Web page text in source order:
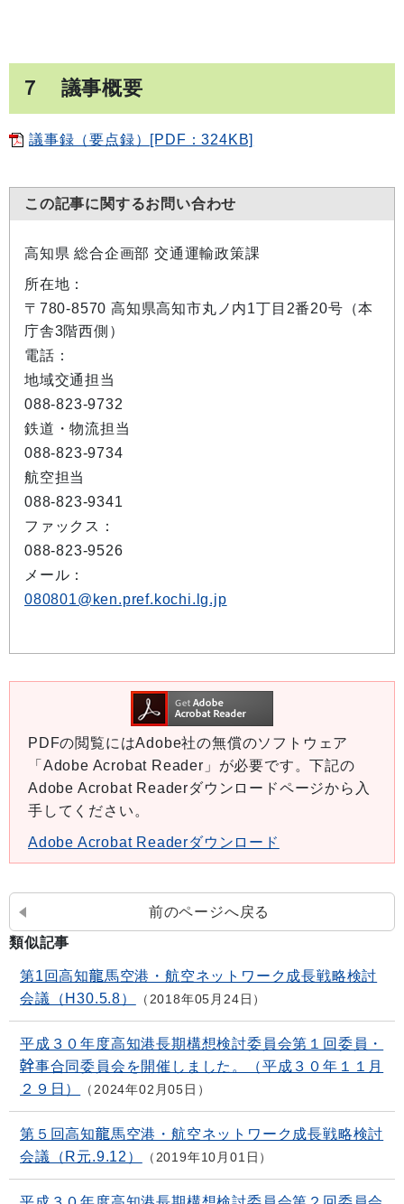
７ 議事概要
議事録（要点録）[PDF：324KB]
この記事に関するお問い合わせ
高知県 総合企画部 交通運輸政策課
所在地：
〒780-8570 高知県高知市丸ノ内1丁目2番20号（本
庁舎3階西側）
電話：
地域交通担当
088-823-9732
鉄道・物流担当
088-823-9734
航空担当
088-823-9341
ファックス：
088-823-9526
メール：
080801@ken.pref.kochi.lg.jp
PDFの閲覧にはAdobe社の無償のソフトウェア
「Adobe Acrobat Reader」が必要です。下記の
Adobe Acrobat Readerダウンロードページから入
手してください。
Adobe Acrobat Readerダウンロード
前のページへ戻る
類似記事
第1回高知龍馬空港・航空ネットワーク成長戦略検討
会議（H30.5.8）
2018年05月24日
平成３０年度高知港長期構想検討委員会第１回委員・
幹事合同委員会を開催しました。（平成３０年１１月
２９日）
2024年02月05日
第５回高知龍馬空港・航空ネットワーク成長戦略検討
会議（R元.9.12）
2019年10月01日